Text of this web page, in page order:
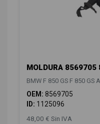
MOLDURA 8569705
BMW F 850 GS F 850 GS
OEM: 8569705
ID: 1125096
48,00 € Sin IVA